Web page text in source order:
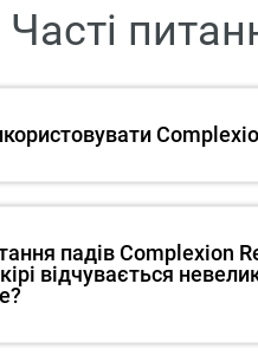
Часті
падів Complexion
відчувається